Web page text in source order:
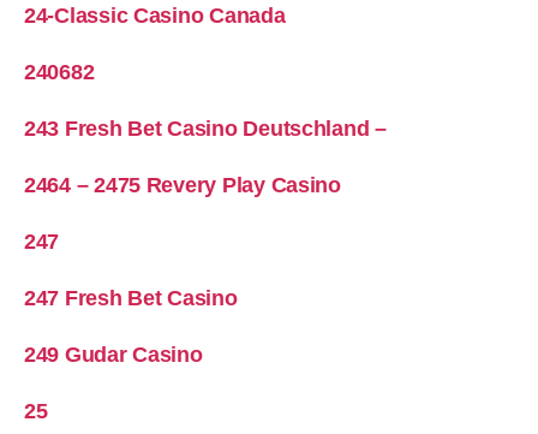
24-Classic Casino Canada
240682
243 Fresh Bet Casino Deutschland –
2464 – 2475 Revery Play Casino
247
247 Fresh Bet Casino
249 Gudar Casino
25